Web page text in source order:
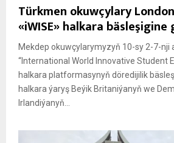
Türkmen okuwçylary
«iWISE» halkara
Mekdep okuwçylarymyzyň 10-sy 2-7-nji
“International World Innovative Student
halkara platformasynyň döredijilik
halkara ýaryş Beýik Britaniýanyň we
Irlandiýanyň...